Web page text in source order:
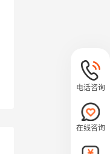
电话咨询
在线咨询